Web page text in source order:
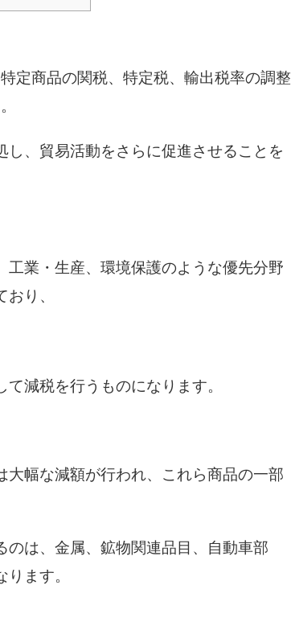
定商品の関税、特定税、輸出税率の調整
、貿易活動をさらに促進させることを
業・生産、環境保護のような優先分野
り、
減税を行うものになります。
幅な減額が行われ、これら商品の一部
のは、金属、鉱物関連品目、自動車部
ます。